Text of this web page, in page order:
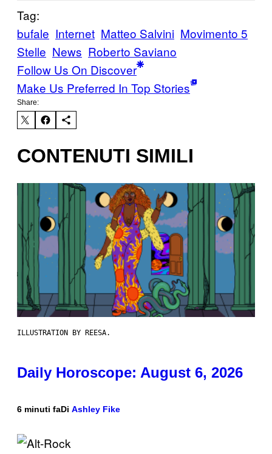
Tag:
bufale Internet Matteo Salvini Movimento 5
Stelle News Roberto Saviano
Follow Us On Discover
Make Us Preferred In Top Stories
Share:
CONTENUTI SIMILI
ILLUSTRATION BY REESA.
Daily Horoscope: August 6, 2026
6 minuti faDi Ashley Fike